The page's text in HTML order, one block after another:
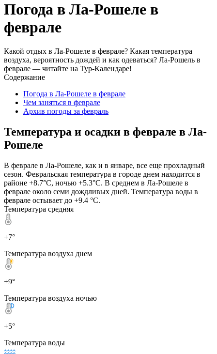
Погода в Ла-Рошеле в
феврале
Какой отдых в Ла-Рошеле в феврале? Какая температура
воздуха, вероятность дождей и как одеваться? Ла-Рошель в
феврале — читайте на Тур-Календаре!
Содержание
Погода в Ла-Рошеле в феврале
Чем заняться в феврале
Архив погоды за февраль
Температура и осадки в феврале в Ла-
Рошеле
В феврале в Ла-Рошеле, как и в январе, все еще прохладный
сезон. Февральская температура в городе днем находится в
районе +8.7°C, ночью +5.3°C. В среднем в Ла-Рошеле в
феврале около семи дождливых дней. Температура воды в
феврале остывает до +9.4 °C.
Температура средняя
+7°
Температура воздуха днем
+9°
Температура воздуха ночью
+5°
Температура воды